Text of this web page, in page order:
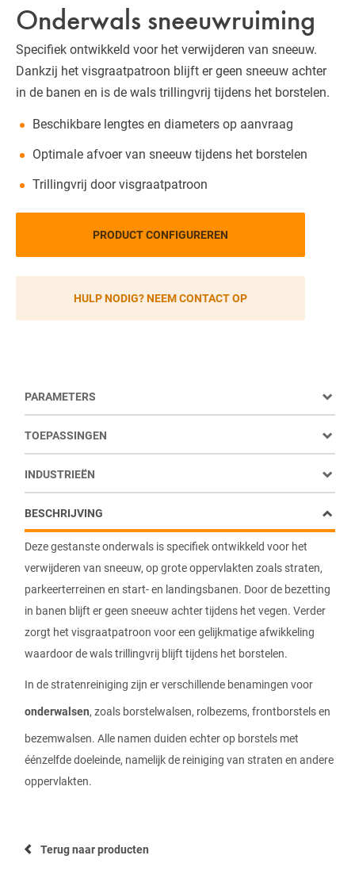
Onderwals sneeuwruiming
Specifiek ontwikkeld voor het verwijderen van sneeuw.
Dankzij het visgraatpatroon blijft er geen sneeuw achter
in de banen en is de wals trillingvrij tijdens het borstelen.
Beschikbare lengtes en diameters op aanvraag
Optimale afvoer van sneeuw tijdens het borstelen
Trillingvrij door visgraatpatroon
PRODUCT CONFIGUREREN
HULP NODIG? NEEM CONTACT OP
Deze gestanste onderwals is specifiek ontwikkeld voor het
verwijderen van sneeuw, op grote oppervlakten zoals straten,
parkeerterreinen en start- en landingsbanen. Door de bezetting
in banen blijft er geen sneeuw achter tijdens het vegen. Verder
zorgt het visgraatpatroon voor een gelijkmatige afwikkeling
waardoor de wals trillingvrij blijft tijdens het borstelen.
In de stratenreiniging zijn er verschillende benamingen voor
onderwalsen, zoals borstelwalsen, rolbezems, frontborstels en
bezemwalsen. Alle namen duiden echter op borstels met
éénzelfde doeleinde, namelijk de reiniging van straten en andere
oppervlakten.
Terug naar producten
BESCHRIJVING
PARAMETERS
TOEPASSINGEN
INDUSTRIEËN